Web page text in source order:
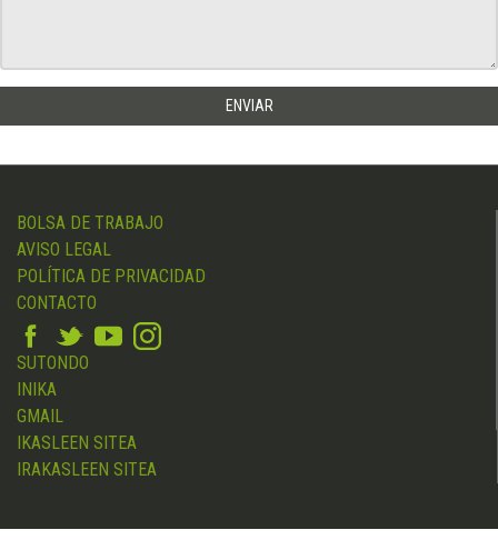
BOLSA DE TRABAJO
AVISO LEGAL
POLÍTICA DE PRIVACIDAD
CONTACTO
SUTONDO
INIKA
GMAIL
IKASLEEN SITEA
IRAKASLEEN SITEA